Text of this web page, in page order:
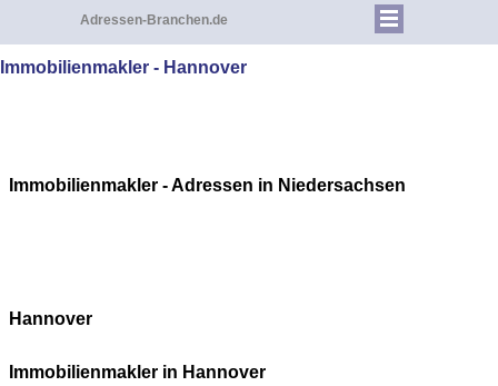
Adressen-Branchen.de
Immobilienmakler - Hannover
Immobilienmakler - Adressen in Niedersachsen
Hannover
Immobilienmakler in Hannover